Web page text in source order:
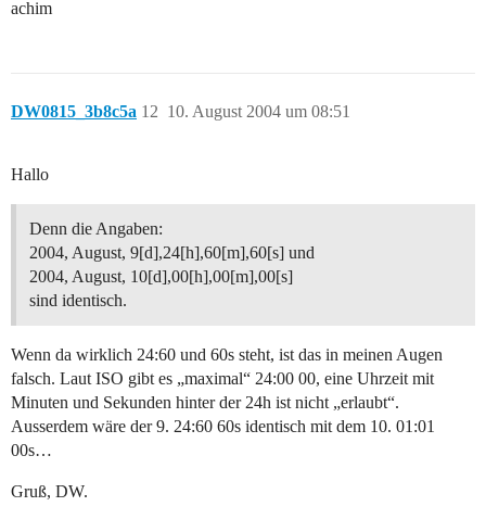
achim
DW0815_3b8c5a 10. August 2004 um 08:51
12
Hallo
Denn die Angaben:
2004, August, 9[d],24[h],60[m],60[s] und
2004, August, 10[d],00[h],00[m],00[s]
sind identisch.
Wenn da wirklich 24:60 und 60s steht, ist das in meinen Augen
falsch. Laut ISO gibt es „maximal“ 24:00 00, eine Uhrzeit mit
Minuten und Sekunden hinter der 24h ist nicht „erlaubt“.
Ausserdem wäre der 9. 24:60 60s identisch mit dem 10. 01:01
00s…
Gruß, DW.